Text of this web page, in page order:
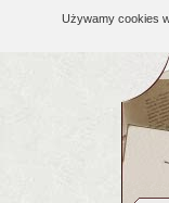
Używamy cookies